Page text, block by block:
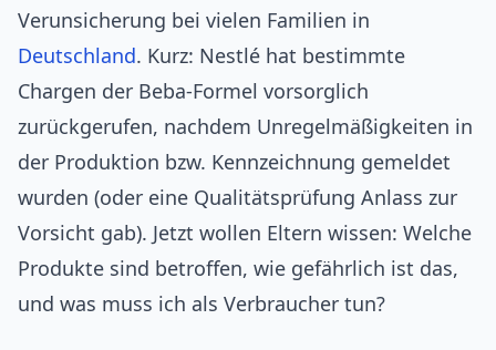
Verunsicherung bei vielen Familien in
Deutschland. Kurz: Nestlé hat bestimmte
Chargen der Beba-Formel vorsorglich
zurückgerufen, nachdem Unregelmäßigkeiten in
der Produktion bzw. Kennzeichnung gemeldet
wurden (oder eine Qualitätsprüfung Anlass zur
Vorsicht gab). Jetzt wollen Eltern wissen: Welche
Produkte sind betroffen, wie gefährlich ist das,
und was muss ich als Verbraucher tun?